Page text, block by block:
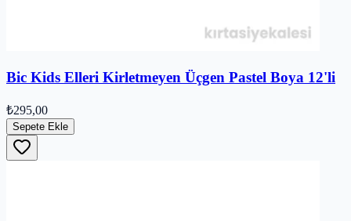
Bic Kids Elleri Kirletmeyen Üçgen Pastel Boya 12'li
₺295,00
Sepete Ekle